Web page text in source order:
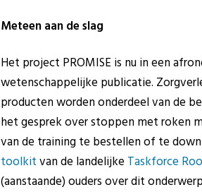
Meteen aan de slag
Het project PROMISE is nu in een
wetenschappelijke publicatie.
producten worden onderdeel van de
het gesprek over stoppen met roken
van de training te bestellen of te
toolkitvan de landelijke Taskforce
(aanstaande) ouders over dit